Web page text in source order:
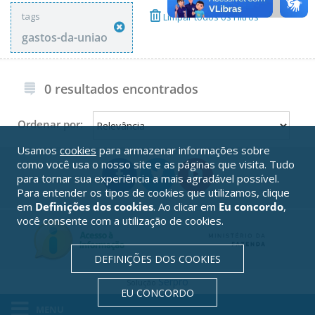
tags
gastos-da-uniao
Limpar todos os Filtros
0 resultados encontrados
Ordenar por:
SoluçãoSerpro
Usamos cookies para armazenar informações sobre
como você usa o nosso site e as páginas que visita. Tudo
para tornar sua experiência a mais agradável possível.
Para entender os tipos de cookies que utilizamos, clique
em Definições dos cookies. Ao clicar em Eu concordo,
você consente com a utilização de cookies.
DEFINIÇÕES DOS COOKIES
EU CONCORDO